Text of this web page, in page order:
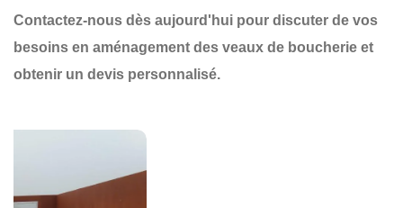
Contactez-nous dès aujourd'hui pour discuter de vos
besoins en aménagement des veaux de boucherie et
obtenir un devis personnalisé.